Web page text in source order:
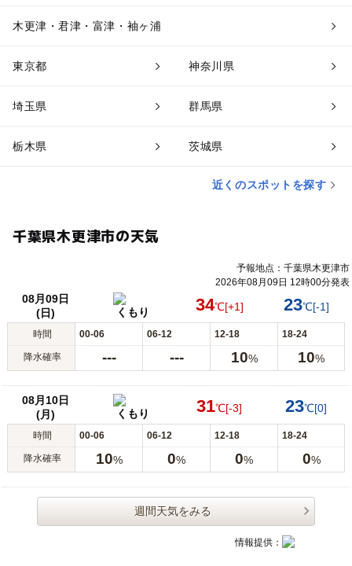
木更津・君津・富津・袖ヶ浦
東京都 神奈川県
埼玉県 群馬県
栃木県 茨城県
近くのスポットを探す
千葉県木更津市の天気
予報地点：千葉県木更津市
2026年08月09日 12時00分発表
08月09日
(日)
くもり 34℃[+1] 23℃[-1]
時間 00-06 06-12 12-18 18-24
降水確率 --- --- 10% 10%
08月10日
(月)
くもり 31℃[-3] 23℃[0]
時間 00-06 06-12 12-18 18-24
降水確率 10% 0% 0% 0%
週間天気をみる
情報提供：